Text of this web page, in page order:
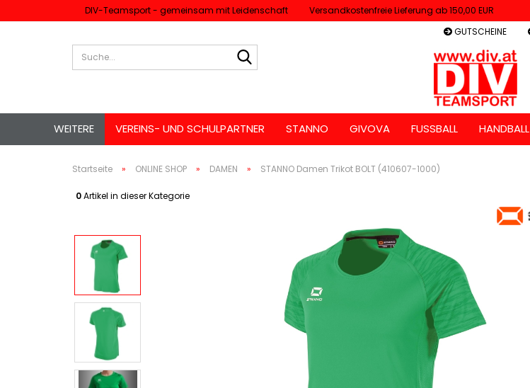
DIV-Teamsport - gemeinsam mit Leidenschaft
Versandkostenfreie Lieferung ab 150,00 EUR
GUTSCHEINE
VEREINS- UND SCHULPARTNER STANNO GIVOVA FUSSBALL HANDBALL
WEITERE
Startseite » ONLINE SHOP » DAMEN » STANNO Damen Trikot BOLT (410607-1000)
0Artikel in dieser Kategorie